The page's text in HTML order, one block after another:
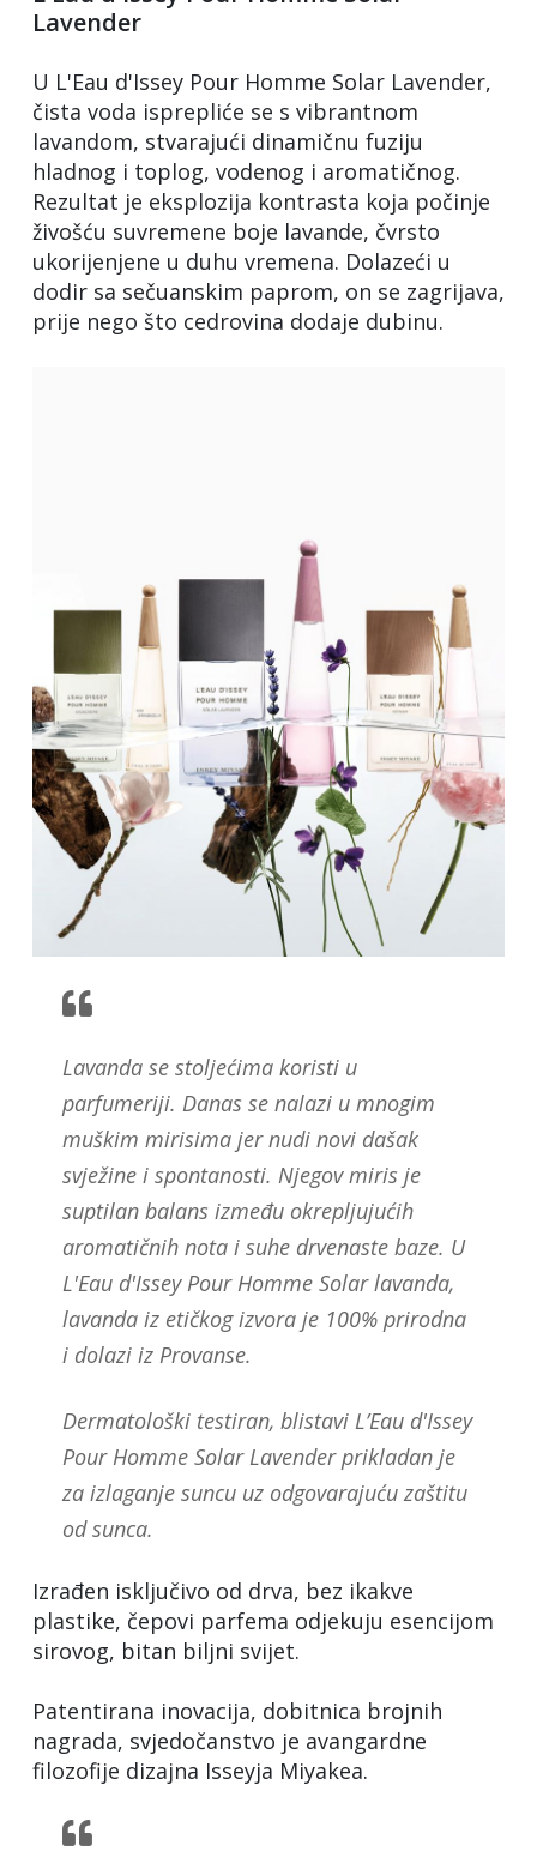
Lavender
U L'Eau d'Issey Pour Homme Solar Lavender,
čista voda isprepliće se s vibrantnom
lavandom, stvarajući dinamičnu fuziju
hladnog i toplog, vodenog i aromatičnog.
Rezultat je eksplozija kontrasta koja počinje
živošću suvremene boje lavande, čvrsto
ukorijenjene u duhu vremena. Dolazeći u
dodir sa sečuanskim paprom, on se zagrijava,
prije nego što cedrovina dodaje dubinu.
Lavanda se stoljećima koristi u
parfumeriji. Danas se nalazi u mnogim
muškim mirisima jer nudi novi dašak
svježine i spontanosti. Njegov miris je
suptilan balans između okrepljujućih
aromatičnih nota i suhe drvenaste baze. U
L'Eau d'Issey Pour Homme Solar lavanda,
lavanda iz etičkog izvora je 100% prirodna
i dolazi iz Provanse.
Dermatološki testiran, blistavi L’Eau d'Issey
Pour Homme Solar Lavender prikladan je
za izlaganje suncu uz odgovarajuću zaštitu
od sunca.
Izrađen isključivo od drva, bez ikakve
plastike, čepovi parfema odjekuju esencijom
sirovog, bitan biljni svijet.
Patentirana inovacija, dobitnica brojnih
nagrada, svjedočanstvo je avangardne
filozofije dizajna Isseyja Miyakea.